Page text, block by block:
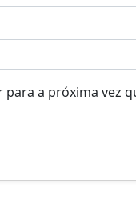
a próxima vez